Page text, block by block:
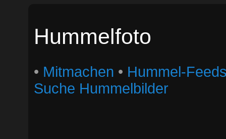
Hummelfoto
• Mitmachen • Hummel-
Suche Hummelbilder